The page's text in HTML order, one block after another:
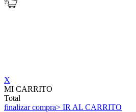
X
MI CARRITO
Total
finalizar compra> IR AL CARRITO